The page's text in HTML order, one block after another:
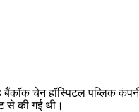
चेन हॉस्पिटल पब्लिक
से की गई थी।